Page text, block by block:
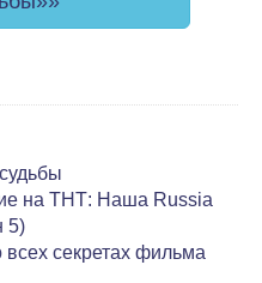
на ТНТ: Наша Russia
5)
секретах фильма